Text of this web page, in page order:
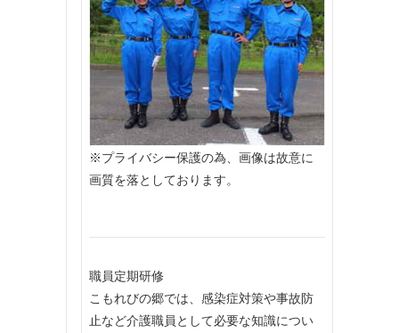
※プライバシー保護の為、画像は故意に
画質を落としております。
職員定期研修
こもれびの郷では、感染症対策や事故防
止など介護職員として必要な知識につい